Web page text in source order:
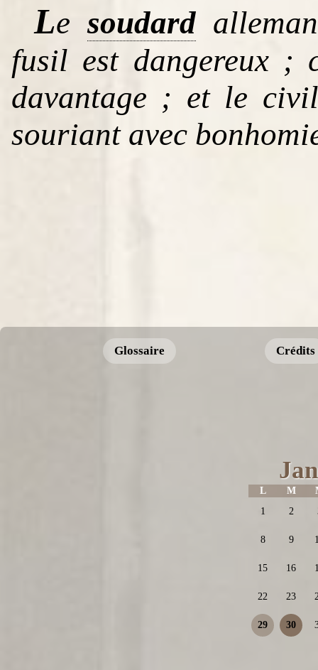
Lesoudard
fusil est dangereux ;
davantage ; et le
souriant avec
Glossaire Crédits
L M
1
2
8 9
15 16
22 23
29 30